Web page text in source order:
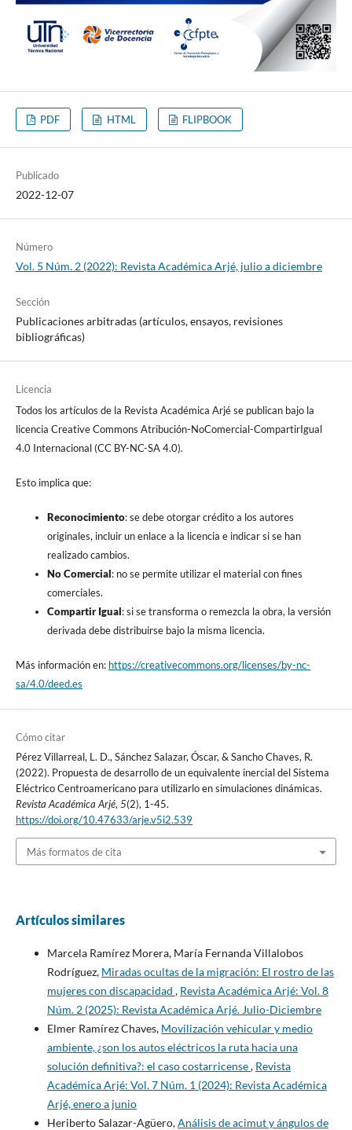
PDF HTML FLIPBOOK
Publicado
2022-12-07
Número
Vol. 5 Núm. 2 (2022): Revista Académica Arjé, julio a diciembre
Sección
Publicaciones arbitradas (artículos, ensayos, revisiones
bibliográficas)
Licencia
Todos los artículos de la Revista Académica Arjé se publican bajo la
licencia Creative Commons Atribución-NoComercial-CompartirIgual
4.0 Internacional (CC BY-NC-SA 4.0).
Esto implica que:
Reconocimiento: se debe otorgar crédito a los autores
originales, incluir un enlace a la licencia e indicar si se han
realizado cambios.
No Comercial: no se permite utilizar el material con fines
comerciales.
Compartir Igual: si se transforma o remezcla la obra, la versión
derivada debe distribuirse bajo la misma licencia.
Más información en: https://creativecommons.org/licenses/by-nc-
sa/4.0/deed.es
Cómo citar
Pérez Villarreal, L. D., Sánchez Salazar, Óscar, & Sancho Chaves, R.
(2022). Propuesta de desarrollo de un equivalente inercial del Sistema
Eléctrico Centroamericano para utilizarlo en simulaciones dinámicas.
Revista Académica Arjé,5(2), 1-45.
https://doi.org/10.47633/arje.v5i2.539
Más formatos de cita
Artículos similares
Marcela Ramírez Morera, María Fernanda Villalobos
Rodríguez, Miradas ocultas de la migración: El rostro de las
mujeres con discapacidad , Revista Académica Arjé: Vol. 8
Núm. 2 (2025): Revista Académica Arjé. Julio-Diciembre
Elmer Ramírez Chaves, Movilización vehicular y medio
ambiente, ¿son los autos eléctricos la ruta hacia una
solución definitiva?: el caso costarricense, Revista
Académica Arjé: Vol. 7 Núm. 1 (2024): Revista Académica
Arjé, enero a junio
Heriberto Salazar-Agüero,Análisis de acimut y ángulos de